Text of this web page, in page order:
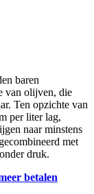
baren
van olijven, die
Ten opzichte van
per liter lag,
naar minstens
met
druk.
betalen